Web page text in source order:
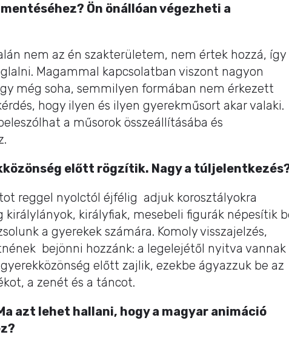
Ön önállóan végezheti a
nem az én szakterületem, nem értek hozzá, így
Magammal kapcsolatban viszont nagyon
még soha, semmilyen formában nem érkezett
hogy ilyen és ilyen gyerekműsort akar valaki.
a műsorok összeállításába és
előtt rögzítik. Nagy a
reggel nyolctól éjfélig adjuk korosztályokra
királyfiak, mesebeli figurák népesítik
a gyerekek számára. Komoly visszajelzés,
bejönni hozzánk: a legelejétől nyitva vannak
előtt zajlik, ezekbe ágyazzuk be az
a zenét és a táncot.
azt lehet hallani, hogy a magyar animáció